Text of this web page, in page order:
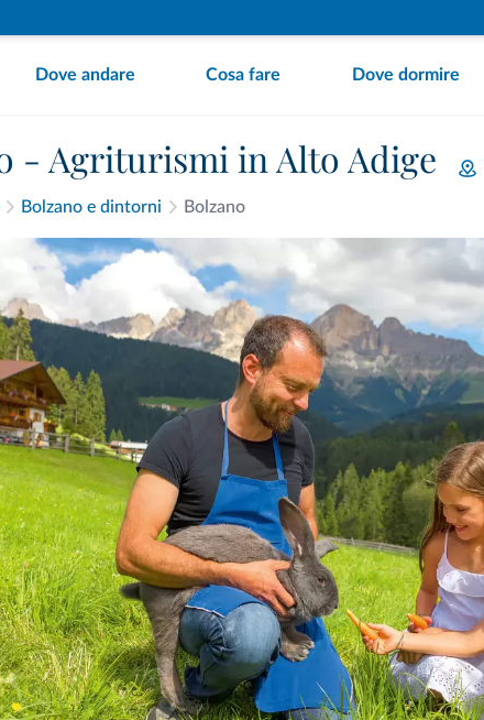
Dove andare Cosa fare Dove dormire
- Agriturismi in Alto Adige
Bolzano e dintorni Bolzano